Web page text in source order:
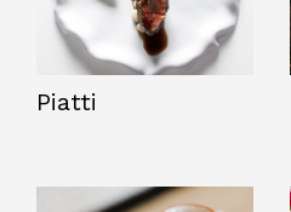
Piatti